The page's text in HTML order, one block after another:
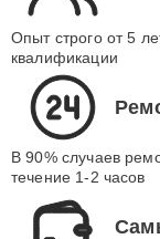
Опыт строго от 5
квалификации
В 90% случаев
течение 1-2 часов